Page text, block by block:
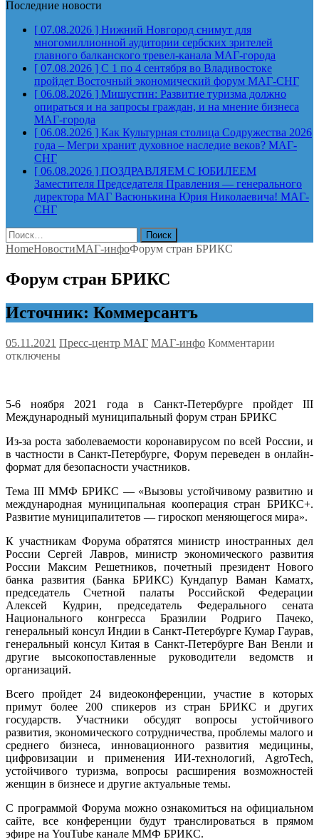
Последние новости
[ 07.08.2026 ] Нижний Новгород снимут для
многомиллионной аудитории сербских зрителей
главного балканского тревел-канала МАГ-города
[ 07.08.2026 ] С 1 по 4 сентября во Владивостоке
пройдет Восточный экономический форум МАГ-СНГ
[ 06.08.2026 ] Мишустин: Развитие туризма должно
опираться и на запросы граждан, и на мнение бизнеса
МАГ-города
[ 06.08.2026 ] Как Культурная столица Содружества 2026
года – Мегри хранит духовное наследие веков? МАГ-
СНГ
[ 06.08.2026 ] ПОЗДРАВЛЯЕМ С ЮБИЛЕЕМ
Заместителя Председателя Правления — генерального
директора МАГ Васюнькина Юрия Николаевича! МАГ-
СНГ
Найти:
HomeНовостиМАГ-инфоФорум стран БРИКС
Форум стран БРИКС
Источник: Коммерсантъ
05.11.2021 Пресс-центр МАГ МАГ-инфо Комментарии
отключены
5-6 ноября 2021 года в Санкт-Петербурге пройдет III
Международный муниципальный форум стран БРИКС
Из-за роста заболеваемости коронавирусом по всей России, и
в частности в Санкт-Петербурге, Форум переведен в онлайн-
формат для безопасности участников.
Тема III ММФ БРИКС — «Вызовы устойчивому развитию и
международная муниципальная кооперация стран БРИКС+.
Развитие муниципалитетов — гироскоп меняющегося мира».
К участникам Форума обратятся министр иностранных дел
России Сергей Лавров, министр экономического развития
России Максим Решетников, почетный президент Нового
банка развития (Банка БРИКС) Кундапур Ваман Каматх,
председатель Счетной палаты Российской Федерации
Алексей Кудрин, председатель Федерального сената
Национального конгресса Бразилии Родриго Пачеко,
генеральный консул Индии в Санкт-Петербурге Кумар Гаурав,
генеральный консул Китая в Санкт-Петербурге Ван Венли и
другие высокопоставленные руководители ведомств и
организаций.
Всего пройдет 24 видеоконференции, участие в которых
примут более 200 спикеров из стран БРИКС и других
государств. Участники обсудят вопросы устойчивого
развития, экономического сотрудничества, проблемы малого и
среднего бизнеса, инновационного развития медицины,
цифровизации и применения ИИ-технологий, AgroTech,
устойчивого туризма, вопросы расширения возможностей
женщин в бизнесе и другие актуальные темы.
С программой Форума можно ознакомиться на официальном
сайте, все конференции будут транслироваться в прямом
эфире на YouTube канале ММФ БРИКС.